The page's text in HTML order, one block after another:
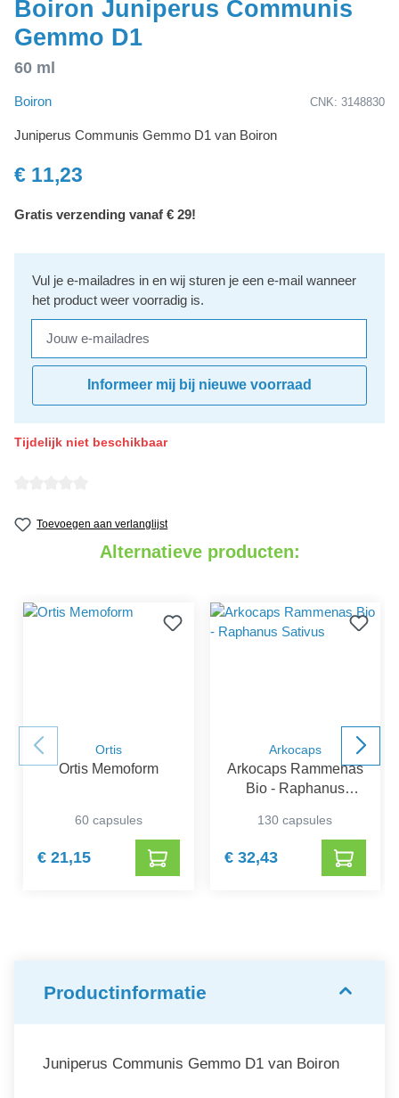
Boiron Juniperus Communis
Gemmo D1
60 ml
Boiron CNK: 3148830
Juniperus Communis Gemmo D1 van Boiron
€ 11,23
Gratis verzending vanaf € 29!
Vul je e-mailadres in en wij sturen je een e-mail wanneer
het product weer voorradig is.
Informeer mij bij nieuwe voorraad
Tijdelijk niet beschikbaar
Toevoegen aan verlanglijst
Alternatieve producten:
Ortis
Ortis Memoform
60 capsules
€ 21,15
Arkocaps
Arkocaps Rammenas
Bio - Raphanus
130 capsules
€ 32,43
Productinformatie
Juniperus Communis Gemmo D1 van Boiron